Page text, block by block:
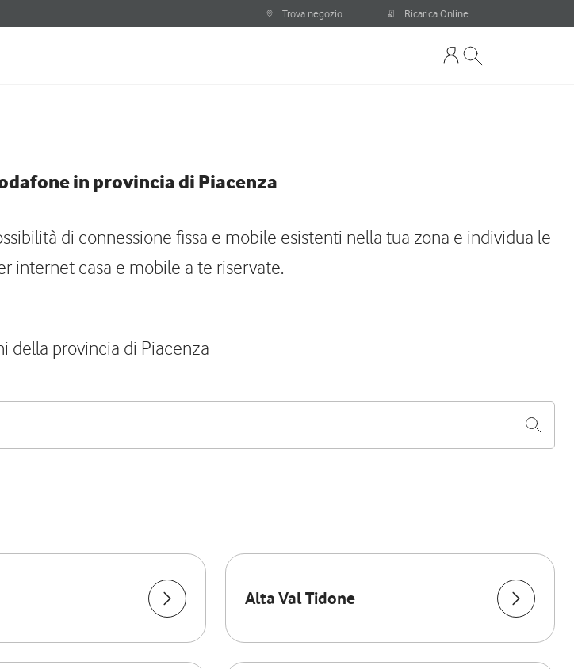
Trova negozio Ricarica Online
in provincia di Piacenza
di connessione fissa e mobile esistenti nella tua zona e individua le
internet casa e mobile a te riservate.
della provincia di Piacenza
Alta Val Tidone